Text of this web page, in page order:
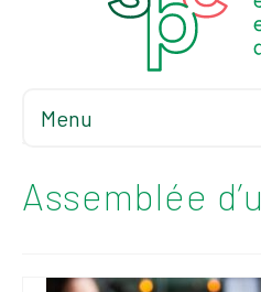
Menu
Assemblée